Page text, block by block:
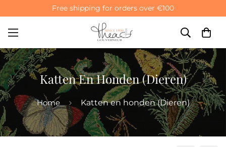
Free shipping for orders over €100
Katten En Honden (Dieren)
Home Katten en honden (Dieren)